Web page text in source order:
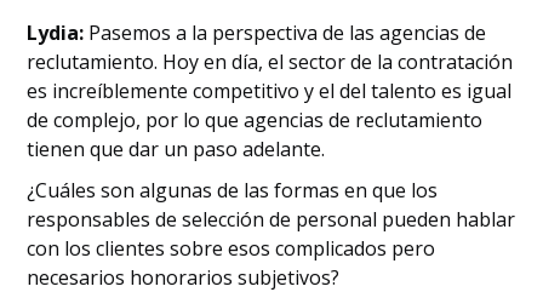
Lydia: Pasemos a la perspectiva de las agencias de
reclutamiento. Hoy en día, el sector de la contratación
es increíblemente competitivo y el del talento es igual
de complejo, por lo que agencias de reclutamiento
tienen que dar un paso adelante.
¿Cuáles son algunas de las formas en que los
responsables de selección de personal pueden hablar
con los clientes sobre esos complicados pero
necesarios honorarios subjetivos?